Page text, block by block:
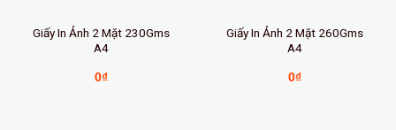
Giấy In Ảnh 2 Mặt 230Gms
A4
0₫
Giấy In Ảnh 2 Mặt 260Gms
A4
0₫